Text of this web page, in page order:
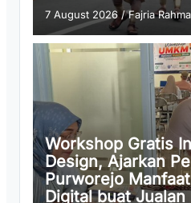
7 August 2026 /Fajria
Workshop Gratis
Design, Ajarkan
Purworejo
Digital buat Jualan